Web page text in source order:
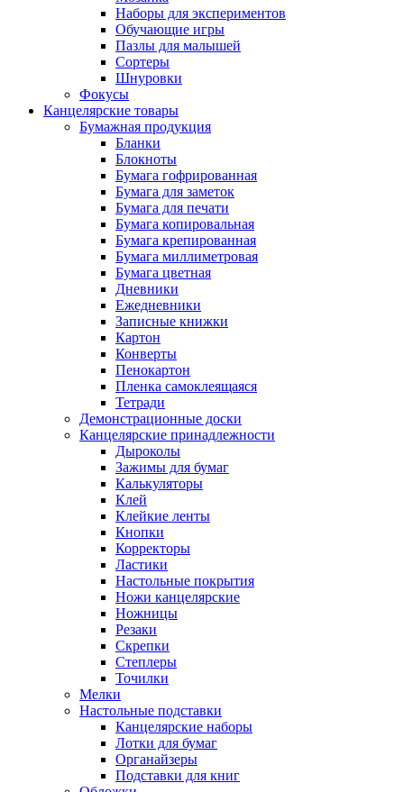
Наборы для экспериментов
Обучающие игры
Пазлы для малышей
Сортеры
Шнуровки
Фокусы
Канцелярские товары
Бумажная продукция
Бланки
Блокноты
Бумага гофрированная
Бумага для заметок
Бумага для печати
Бумага копировальная
Бумага крепированная
Бумага миллиметровая
Бумага цветная
Дневники
Ежедневники
Записные книжки
Картон
Конверты
Пенокартон
Пленка самоклеящаяся
Тетради
Демонстрационные доски
Канцелярские принадлежности
Дыроколы
Зажимы для бумаг
Калькуляторы
Клей
Клейкие ленты
Кнопки
Корректоры
Ластики
Настольные покрытия
Ножи канцелярские
Ножницы
Резаки
Скрепки
Степлеры
Точилки
Мелки
Настольные подставки
Канцелярские наборы
Лотки для бумаг
Органайзеры
Подставки для книг